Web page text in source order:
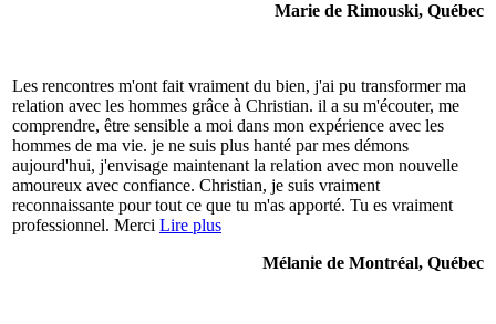
Marie de Rimouski, Québec
Les rencontres m'ont fait vraiment du bien, j'ai pu transformer ma
relation avec les hommes grâce à Christian. il a su m'écouter, me
comprendre, être sensible a moi dans mon expérience avec les
hommes de ma vie. je ne suis plus hanté par mes démons
aujourd'hui, j'envisage maintenant la relation avec mon nouvelle
amoureux avec confiance. Christian, je suis vraiment
reconnaissante pour tout ce que tu m'as apporté. Tu es vraiment
professionnel. Merci Lire plus
Mélanie de Montréal, Québec